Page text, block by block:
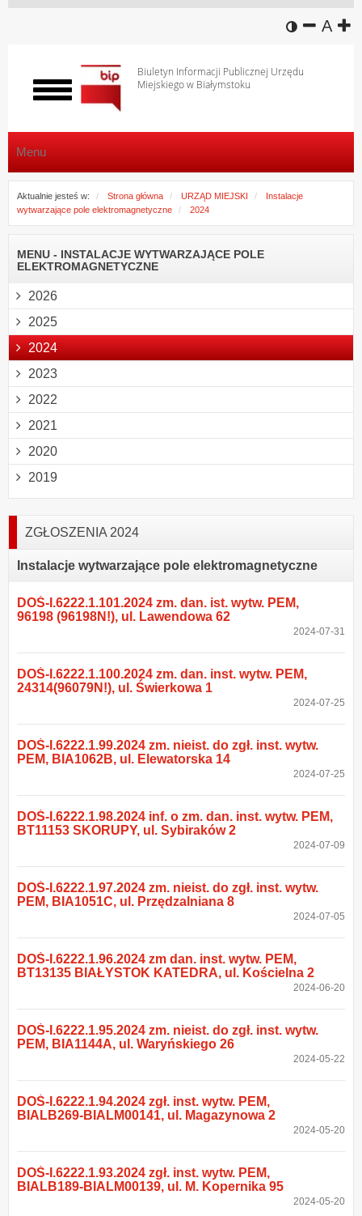
wersja
A
Biuletyn Informacji Publicznej Urzędu
Miejskiego w Białymstoku
Włącz
menu
Menu
Aktualnie jesteś w: Strona główna URZĄD MIEJSKI
Instalacje
wytwarzające pole elektromagnetyczne
2024
MENU - INSTALACJE WYTWARZAJĄCE POLE
ELEKTROMAGNETYCZNE
2026
2025
2024
2023
2022
2021
2020
2019
ZGŁOSZENIA 2024
Instalacje wytwarzające pole elektromagnetyczne
DOŚ-I.6222.1.101.2024 zm. dan. ist. wytw. PEM,
96198 (96198N!), ul. Lawendowa 62
2024-07-31
DOŚ-I.6222.1.100.2024 zm. dan. inst. wytw. PEM,
24314(96079N!), ul. Świerkowa 1
2024-07-25
DOŚ-I.6222.1.99.2024 zm. nieist. do zgł. inst. wytw.
PEM, BIA1062B, ul. Elewatorska 14
2024-07-25
DOŚ-I.6222.1.98.2024 inf. o zm. dan. inst. wytw. PEM,
BT11153 SKORUPY, ul. Sybiraków 2
2024-07-09
DOŚ-I.6222.1.97.2024 zm. nieist. do zgł. inst. wytw.
PEM, BIA1051C, ul. Przędzalniana 8
2024-07-05
DOŚ-I.6222.1.96.2024 zm dan. inst. wytw. PEM,
BT13135 BIAŁYSTOK KATEDRA, ul. Kościelna 2
2024-06-20
DOŚ-I.6222.1.95.2024 zm. nieist. do zgł. inst. wytw.
PEM, BIA1144A, ul. Waryńskiego 26
2024-05-22
DOŚ-I.6222.1.94.2024 zgł. inst. wytw. PEM,
BIALB269-BIALM00141, ul. Magazynowa 2
2024-05-20
DOŚ-I.6222.1.93.2024 zgł. inst. wytw. PEM,
BIALB189-BIALM00139, ul. M. Kopernika 95
2024-05-20